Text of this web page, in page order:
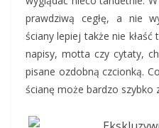
prawdziwą cegłę, a nie
ściany lepiej także nie
napisy, motta czy cytaty,
pisane ozdobną czcionką.
ścianę może bardzo szybko